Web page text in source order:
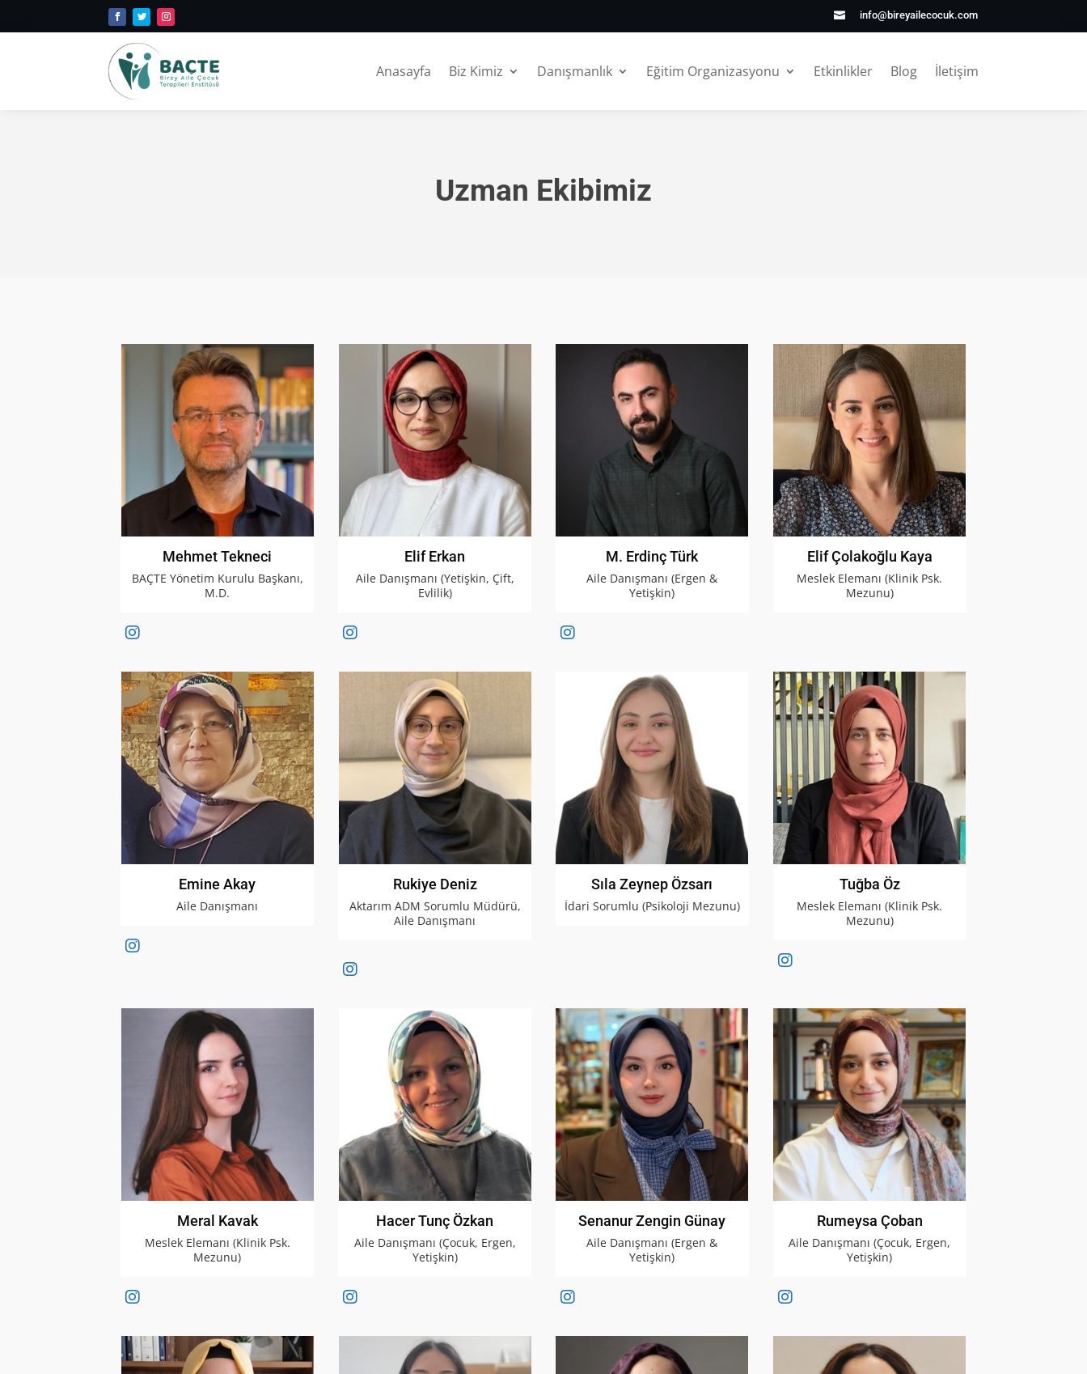
 info@bireyailecocuk.com
Anasayfa Biz Kimiz Danışmanlık Eğitim Organizasyonu Etkinlikler Blog İletişim
Uzman Ekibimiz
Mehmet Tekneci
BAÇTE Yönetim Kurulu Başkanı,
M.D.
Elif Erkan
Aile Danışmanı (Yetişkin, Çift,
Evlilik)
M. Erdinç Türk
Aile Danışmanı (Ergen &
Yetişkin)
Elif Çolakoğlu Kaya
Meslek Elemanı (Klinik Psk.
Mezunu)
Emine Akay
Aile Danışmanı
Rukiye Deniz
Aktarım ADM Sorumlu Müdürü,
Aile Danışmanı
Sıla Zeynep Özsarı
İdari Sorumlu (Psikoloji Mezunu)
Tuğba Öz
Meslek Elemanı (Klinik Psk.
Mezunu)
Meral Kavak
Meslek Elemanı (Klinik Psk.
Mezunu)
Hacer Tunç Özkan
Aile Danışmanı (Çocuk, Ergen,
Yetişkin)
Senanur Zengin Günay
Aile Danışmanı (Ergen &
Yetişkin)
Rumeysa Çoban
Aile Danışmanı (Çocuk, Ergen,
Yetişkin)